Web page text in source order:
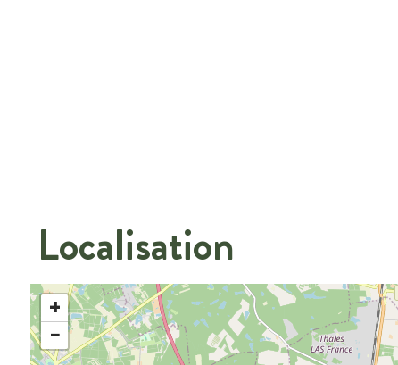
Localisation
+
−